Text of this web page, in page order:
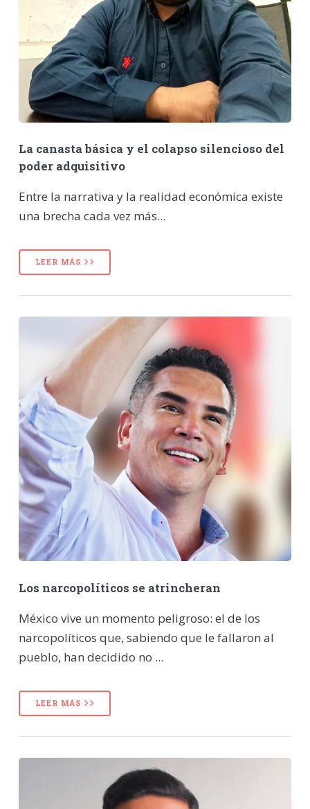
La canasta básica y el colapso silencioso del
poder adquisitivo
Entre la narrativa y la realidad económica existe
una brecha cada vez más...
LEER MÁS
Los narcopolíticos se atrincheran
México vive un momento peligroso: el de los
narcopolíticos que, sabiendo que le fallaron al
pueblo, han decidido no ...
LEER MÁS